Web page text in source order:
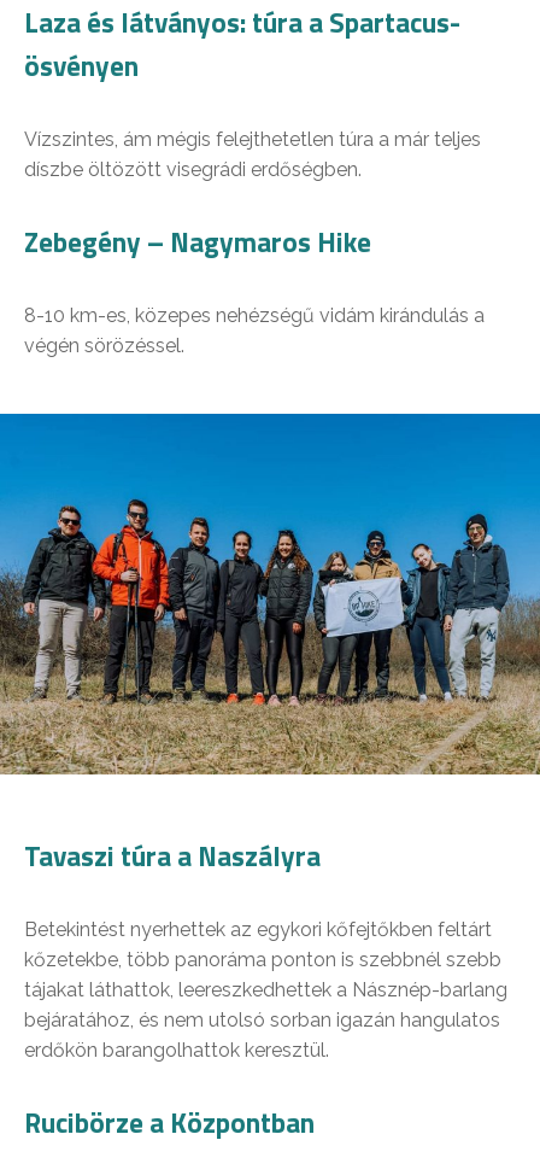
Laza és látványos: túra a Spartacus-
ösvényen
Vízszintes, ám mégis felejthetetlen túra a már teljes
díszbe öltözött visegrádi erdőségben.
Zebegény – Nagymaros Hike
8-10 km-es, közepes nehézségű vidám kirándulás a
végén sörözéssel.
Tavaszi túra a Naszályra
Betekintést nyerhettek az egykori kőfejtőkben feltárt
kőzetekbe, több panoráma ponton is szebbnél szebb
tájakat láthattok, leereszkedhettek a Násznép-barlang
bejáratához, és nem utolsó sorban igazán hangulatos
erdőkön barangolhattok keresztül.
Rucibörze a Központban